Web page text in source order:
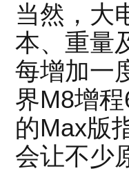
当然，大
本、重量
每增加一
界M8增
的Max版
会让不少